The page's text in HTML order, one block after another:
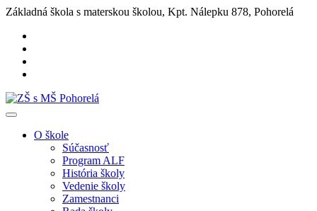
Základná škola s materskou školou, Kpt. Nálepku 878, Pohorelá
O škole
Súčasnosť
Program ALF
História školy
Vedenie školy
Zamestnanci